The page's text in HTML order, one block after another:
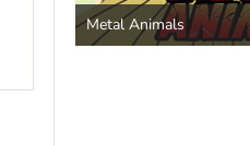
Metal Animals